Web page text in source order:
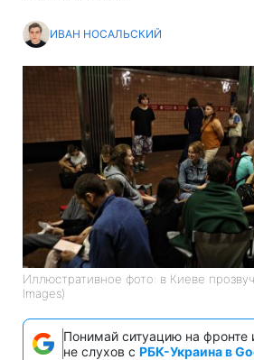
ИВАН НОСАЛЬСКИЙ
Иллюстративное фото: в Киеве
Images)
Понимай ситуацию на фронте
не слухов с РБК-Украина в